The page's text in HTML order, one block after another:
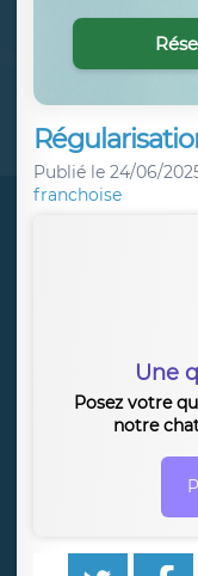
Publié le 24/06/
franchoise
Une
Posez votre
notre